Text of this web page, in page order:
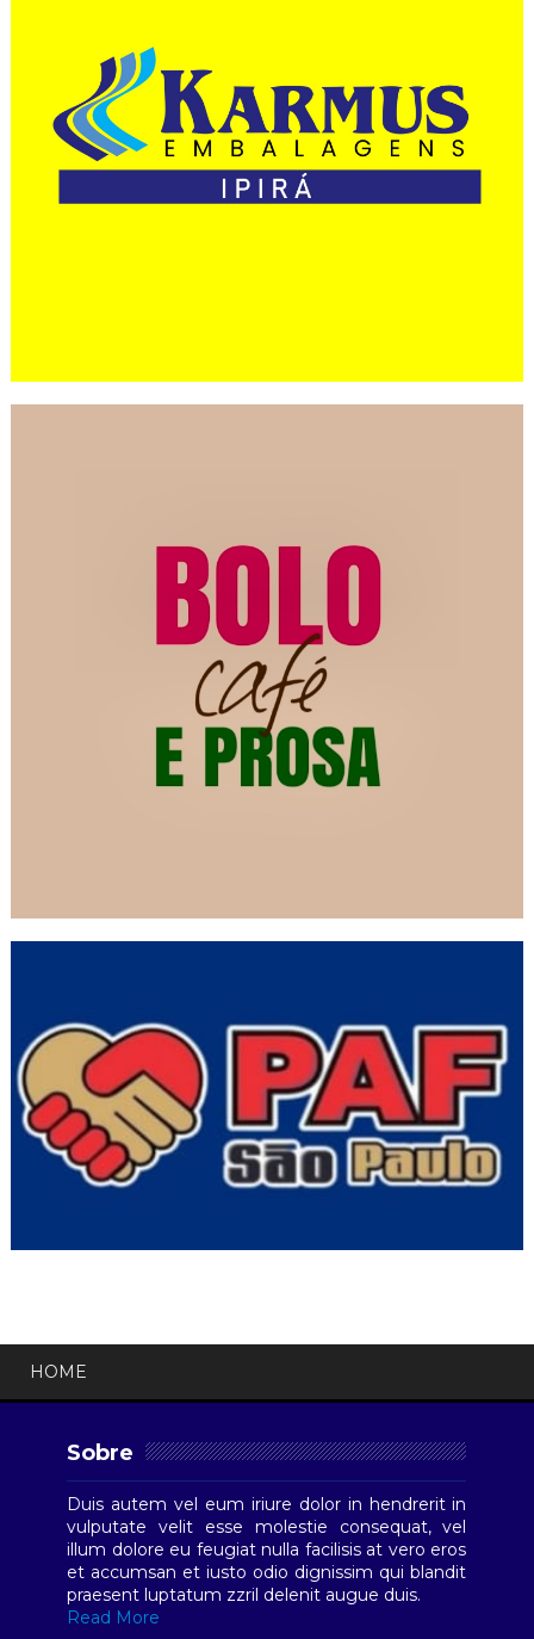
HOME
Sobre
Duis autem vel eum iriure dolor in hendrerit in
vulputate velit esse molestie consequat, vel
illum dolore eu feugiat nulla facilisis at vero eros
et accumsan et iusto odio dignissim qui blandit
praesent luptatum zzril delenit augue duis.
Read More